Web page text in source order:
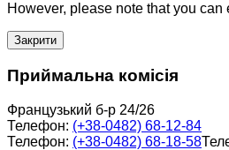
However, please note that you
Закрити
Приймальна комісія
Французький б-р 24/26
Телефон: (+38-0482) 68-12-84
Телефон: (+38-0482) 68-18-58